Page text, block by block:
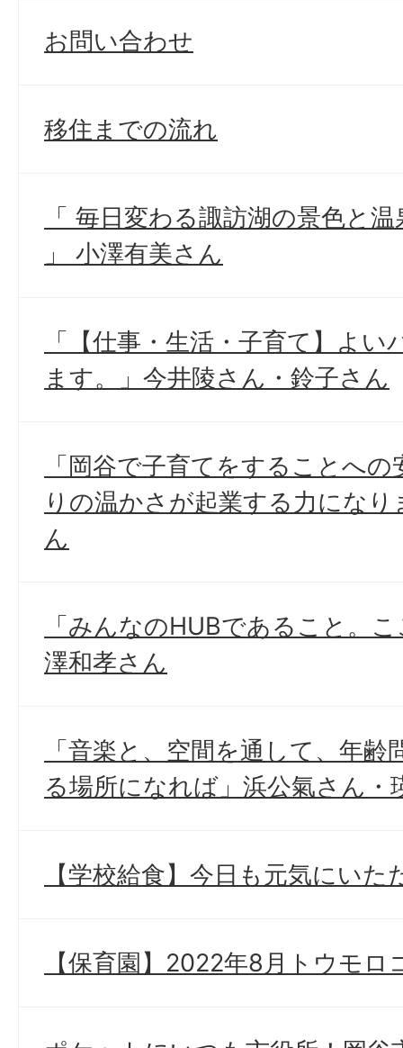
お問い合わせ
移住までの流れ
「 毎日変わる諏訪湖の景色と
」 小澤有美さん
「【仕事・生活・子育て】よ
ます。」今井陵さん・鈴子さん
「岡谷で子育てをすることへ
りの温かさが起業する力にな
ん
「みんなのHUBであること。
澤和孝さん
「音楽と、空間を通して、年
る場所になれば」浜公氣さん・
【学校給食】今日も元気にいた
【保育園】2022年8月トウモロ